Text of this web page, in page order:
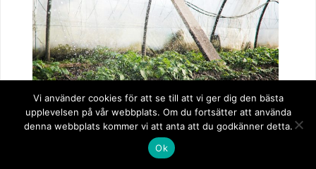
Stor guide: Automatisk bevattning – Tids- &
Vi använder cookies för att se till att vi ger dig den bästa
upplevelsen på vår webbplats. Om du fortsätter att använda
denna webbplats kommer vi att anta att du godkänner detta.
Ok